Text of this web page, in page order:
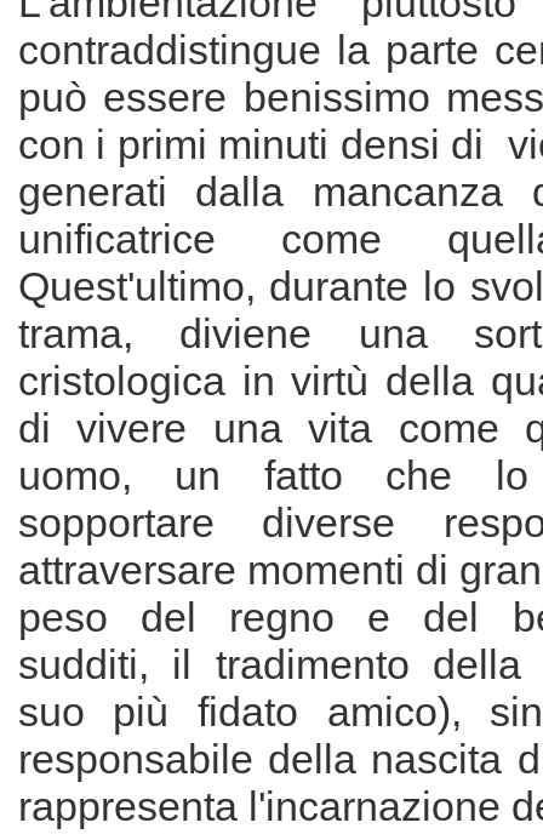
contraddistingue la parte
può essere benissimo
con i primi minuti densi di
generati dalla mancanza
unificatrice come
Quest'ultimo, durante lo
trama, diviene una
cristologica in virtù della
di vivere una vita come
uomo, un fatto che lo
sopportare diverse
attraversare momenti di
peso del regno e del
sudditi, il tradimento
suo più fidato amico),
responsabile della nascita
rappresenta l'incarnazione